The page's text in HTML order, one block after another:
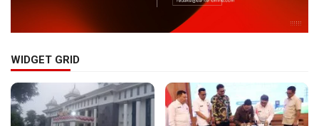
WIDGET GRID